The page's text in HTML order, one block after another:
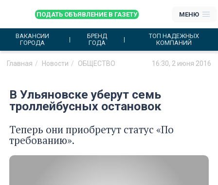
ПОДАТЬ ОБЪЯВЛЕНИЕ В ГАЗЕТУ МЕНЮ
ВАКАНСИИ
ГОРОДА
БРЕНД
ГОДА
ТОП НАДЕЖНЫХ
КОМПАНИЙ
Главная Новости ОБЩЕСТВО 16:30, 2 июня 2016
В Ульяновске уберут семь
троллейбусных остановок
Теперь они приобретут статус «По
требованию».